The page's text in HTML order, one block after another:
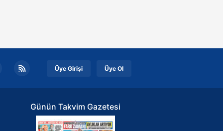
Üye Girişi Üye Ol
Günün Takvim Gazetesi